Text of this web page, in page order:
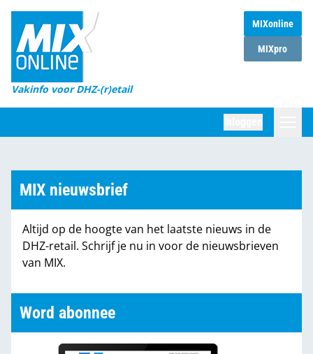
MIXonline
MIXpro
Vakinfo voor DHZ-(r)etail
Home
Magazines
DHZ Sessie
Marktcijfers
Partners
MIX nieuwsbrief
Altijd op de hoogte van het laatste nieuws in de
DHZ-retail. Schrijf je nu in voor de nieuwsbrieven
van MIX.
Word abonnee